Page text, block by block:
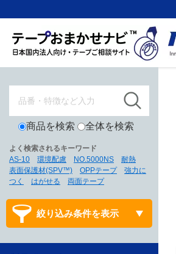
商品を検索 全体を検索
よく検索されるキーワード
AS-10
環境配慮 NO.5000NS
耐熱
表面保護材(SPV™)
OPPテープ
強力に
つく
はがせる 両面テープ
絞り込み条件を表示